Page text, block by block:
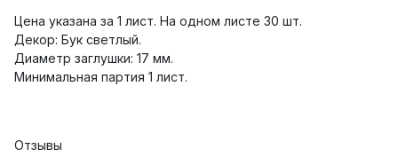
Цена указана за 1 лист. На одном листе 30 шт.
Декор: Бук светлый.
Диаметр заглушки: 17 мм.
Минимальная партия 1 лист.
Отзывы